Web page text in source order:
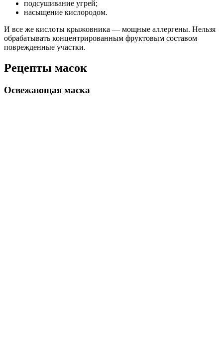
подсушивание угрей;
насыщение кислородом.
И все же кислоты крыжовника — мощные аллергены. Нельзя
обрабатывать концентрированным фруктовым составом
поврежденные участки.
Рецепты масок
Освежающая маска